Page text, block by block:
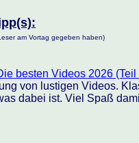
am Vortag gegeben haben)
besten Videos 2026 (Teil
von lustigen Videos.
dabei ist. Viel Spaß